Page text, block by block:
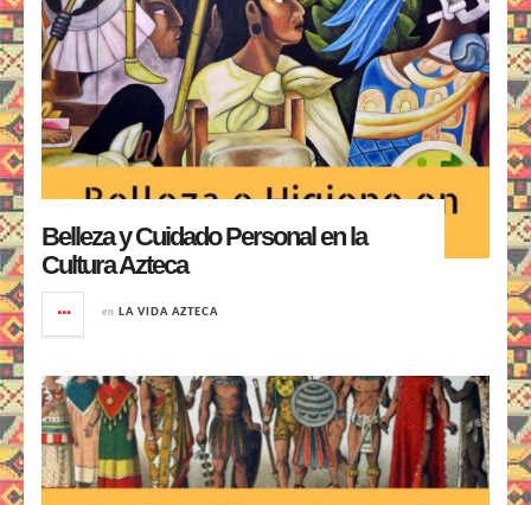
Belleza y Cuidado Personal en la
Cultura Azteca
en LA VIDA AZTECA